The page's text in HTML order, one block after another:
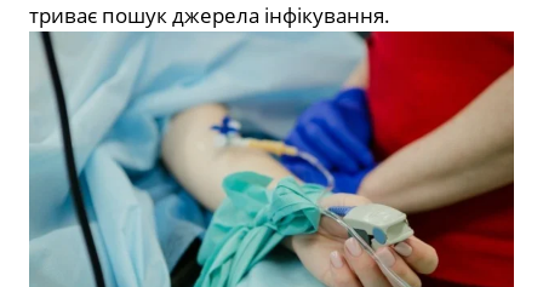
триває пошук джерела інфікування.